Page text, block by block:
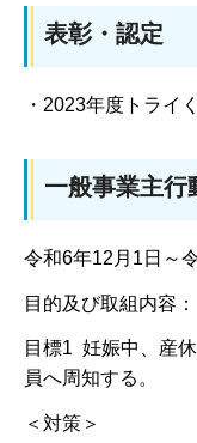
表彰・認定
・2023年度トライ
一般事業主行
令和6年12月1日～
目的及び取組内容：
目標1 妊娠中、産
員へ周知する。
＜対策＞